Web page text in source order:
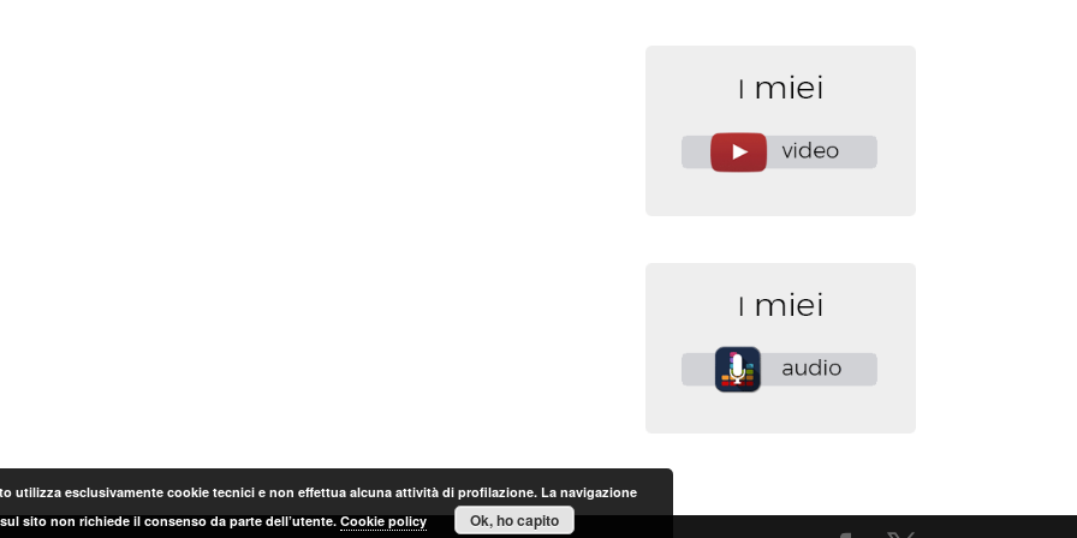
utilizza esclusivamente cookie tecnici e non effettua alcuna attività di profilazione. La navigazione
sul sito non richiede il consenso da parte dell’utente.Cookie policy Ok, ho capito